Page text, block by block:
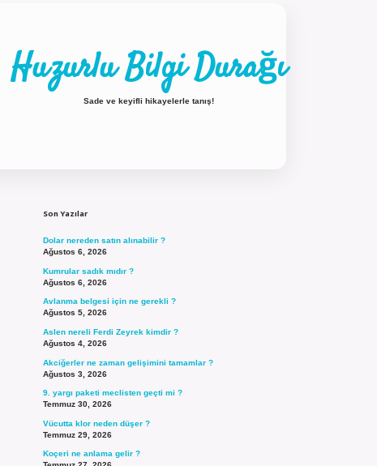
Huzurlu Bilgi Durağı
Sade ve keyifli hikayelerle tanış!
Son Yazılar
Dolar nereden satın alınabilir ?
Ağustos 6, 2026
Kumrular sadık mıdır ?
Ağustos 6, 2026
Avlanma belgesi için ne gerekli ?
Ağustos 5, 2026
Aslen nereli Ferdi Zeyrek kimdir ?
Ağustos 4, 2026
Akciğerler ne zaman gelişimini tamamlar ?
Ağustos 3, 2026
9. yargı paketi meclisten geçti mi ?
Temmuz 30, 2026
Vücutta klor neden düşer ?
Temmuz 29, 2026
Koçeri ne anlama gelir ?